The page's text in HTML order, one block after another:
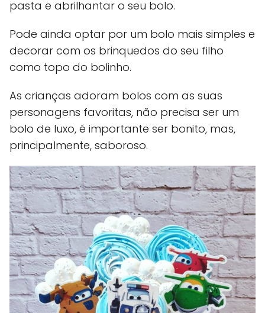
pasta e abrilhantar o seu bolo.
Pode ainda optar por um bolo mais simples e
decorar com os brinquedos do seu filho
como topo do bolinho.
As crianças adoram bolos com as suas
personagens favoritas, não precisa ser um
bolo de luxo, é importante ser bonito, mas,
principalmente, saboroso.